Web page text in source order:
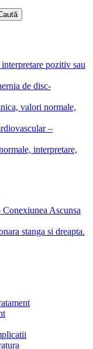
pozitiv sau
de disc-
valori normale,
–
interpretare,
Ascunsa
stanga si dreapta.